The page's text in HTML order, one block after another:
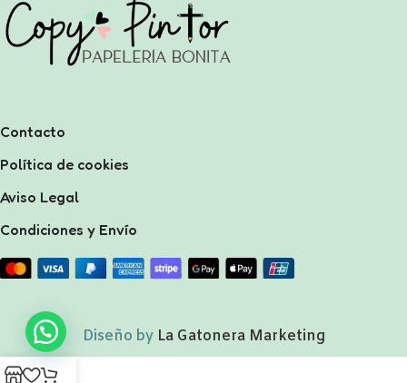
Contacto
Política de cookies
Aviso Legal
Condiciones y Envío
Diseño by La Gatonera Marketing